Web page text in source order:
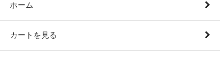
ホーム
カートを見る